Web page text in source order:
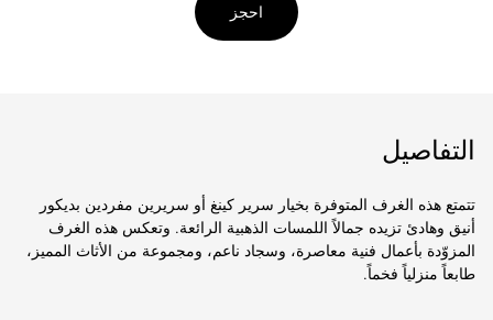
احجز
التفاصيل
تتمتع هذه الغرف المتوفرة بخيار سرير كينغ أو سريرين مفردين بديكور
أنيق وهادئ تزيده جمالاً اللمسات الذهبية الرائعة. وتعكس هذه الغرف
المزوّدة بأعمال فنية معاصرة، وسجاد ناعم، ومجموعة من الأثاث المميز،
طابعاً منزلياً فخماً.